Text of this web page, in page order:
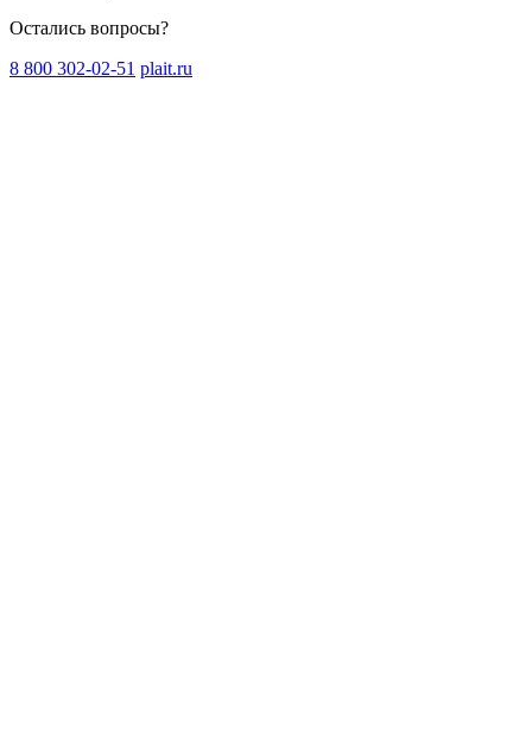
Остались вопросы?
8 800 302-02-51 plait.ru